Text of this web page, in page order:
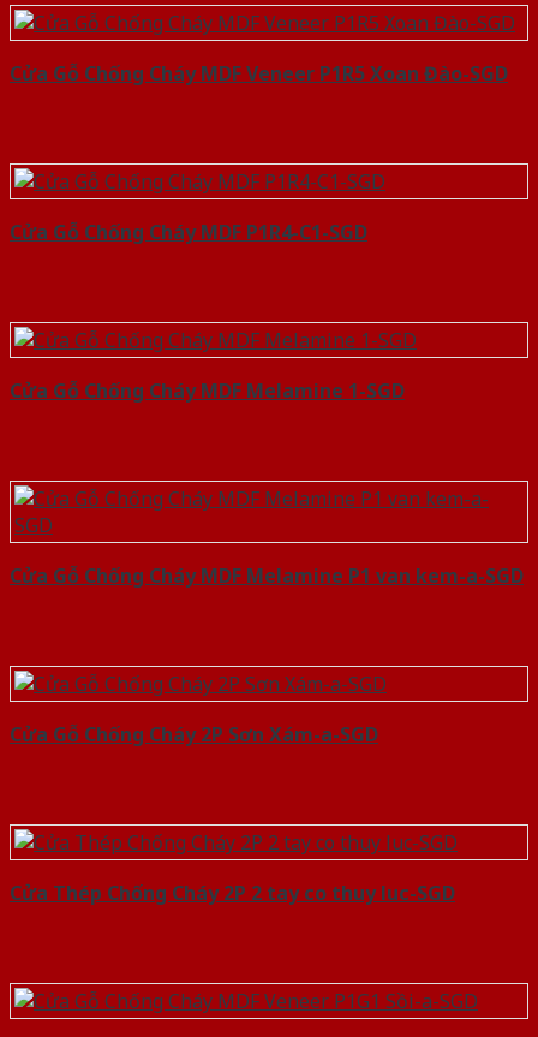
Cửa Gỗ Chống Cháy MDF Veneer P1R5 Xoan Đào-SGD
Cửa Gỗ Chống Cháy MDF P1R4-C1-SGD
Cửa Gỗ Chống Cháy MDF Melamine 1-SGD
Cửa Gỗ Chống Cháy MDF Melamine P1 van kem-a-SGD
Cửa Gỗ Chống Cháy 2P Sơn Xám-a-SGD
Cửa Thép Chống Cháy 2P 2 tay co thuy luc-SGD